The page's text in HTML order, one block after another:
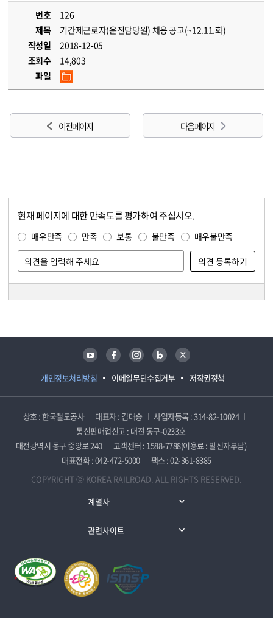
번호
126
제목
기간제근로자(운전담당원) 채용 공고(~12.11.화)
작성일
2018-12-05
조회수
14,803
파일
이전 페이지 다음 페이지
현재 페이지에 대한 만족도를 평가하여 주십시오.
매우만족 만족 보통 불만족 매우불만족
개인정보처리방침 이메일무단수집거부 저작권정책
유튜브 페이스북 인스타그램 블로그 트위터
상호 : 한국철도공사 대표자 : 김태승
사업자등록 : 314-82-10024
통신판매업신고 : 대전 동구-0233호
대전광역시 동구 중앙로 240
고객센터 : 1588-7788(이용료 : 발신자부담)
대표전화 : 042-472-5000
팩스 : 02-361-8385
COPYRIGHT ⓒ KOREA RAILROAD. ALL RIGHTS RESERVED.
계열사
관련사이트